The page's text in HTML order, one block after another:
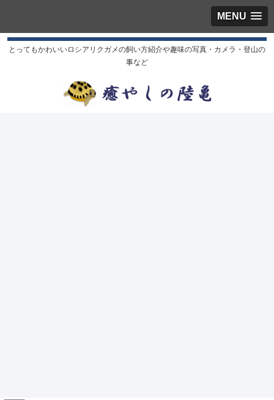
MENU
とってもかわいいロシアリクガメの飼い方紹介や趣味の写真・カメラ・登山の
事など